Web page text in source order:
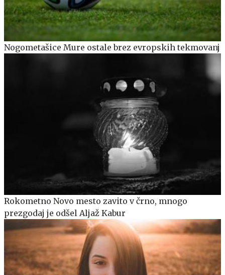
Nogometašice Mure ostale brez evropskih tekmovanj
Rokometno Novo mesto zavito v črno, mnogo
prezgodaj je odšel Aljaž Kabur